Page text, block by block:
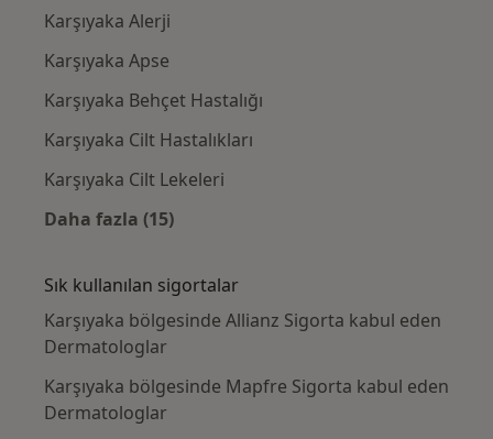
Karşıyaka Alerji
Karşıyaka Apse
Karşıyaka Behçet Hastalığı
Karşıyaka Cilt Hastalıkları
Karşıyaka Cilt Lekeleri
Daha fazla (15)
Sık kullanılan sigortalar
Karşıyaka bölgesinde Allianz Sigorta kabul eden
Dermatologlar
Karşıyaka bölgesinde Mapfre Sigorta kabul eden
Dermatologlar